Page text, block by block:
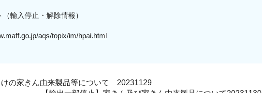
輸入停止・解除情報）
aqs/topix/im/hpai.html
けの家きん由来製品等について 20231129